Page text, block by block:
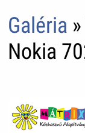
Galéria »
Nokia